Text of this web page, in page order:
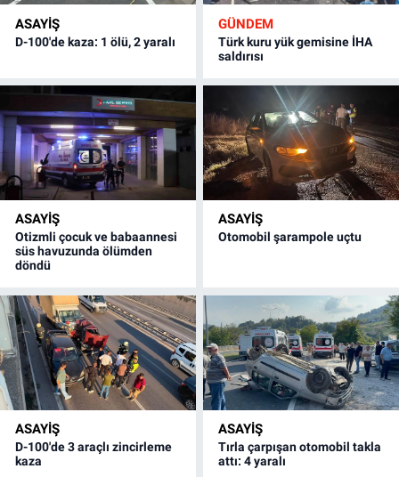
ASAYİŞ
D-100'de kaza: 1 ölü, 2 yaralı
GÜNDEM
Türk kuru yük gemisine İHA
saldırısı
ASAYİŞ
Otizmli çocuk ve babaannesi
süs havuzunda ölümden
döndü
ASAYİŞ
Otomobil şarampole uçtu
ASAYİŞ
D-100'de 3 araçlı zincirleme
kaza
ASAYİŞ
Tırla çarpışan otomobil takla
attı: 4 yaralı